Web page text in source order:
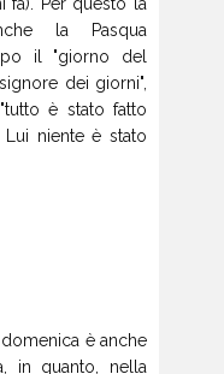
la Pasqua
il "giorno del
dei giorni",
è stato fatto
niente è stato
è anche
in quanto, nella